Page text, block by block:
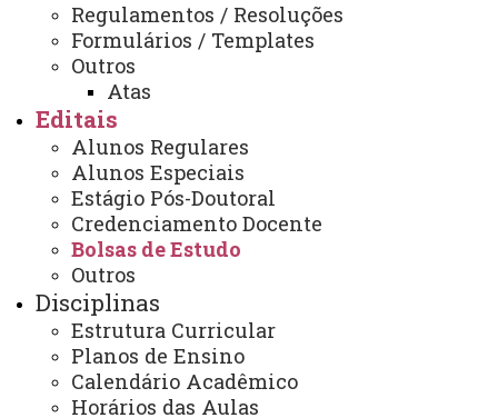
Regulamentos / Resoluções
Formulários / Templates
Outros
Atas
Editais
Alunos Regulares
Alunos Especiais
Estágio Pós-Doutoral
Credenciamento Docente
Bolsas de Estudo
Outros
Disciplinas
Estrutura Curricular
Planos de Ensino
Calendário Acadêmico
Horários das Aulas
Segunda à sexta
08:00 às 11:30
13:30 às 17:00
cascavel.mestradoedu@unioeste.br
Você está aqui:Unioeste
PPGE - Pós Graduação em Educação
Bolsas de Estudo
EDITAL 071 - PDSE
ACESSE